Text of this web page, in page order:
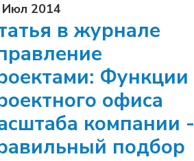
Июл 2014
в журнале
Функции
офиса
компании -
подбор